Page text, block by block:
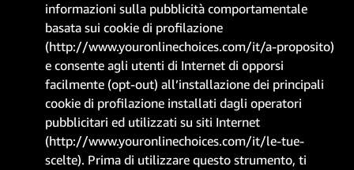
informazioni sulla pubblicità comportamentale
basata sui cookie di profilazione
(http://www.youronlinechoices.com/it/a-proposito)
e consente agli utenti di Internet di opporsi
facilmente (opt-out) all’installazione dei principali
cookie di profilazione installati dagli operatori
pubblicitari ed utilizzati su siti Internet
(http://www.youronlinechoices.com/it/le-tue-
scelte). Prima di utilizzare questo strumento, ti